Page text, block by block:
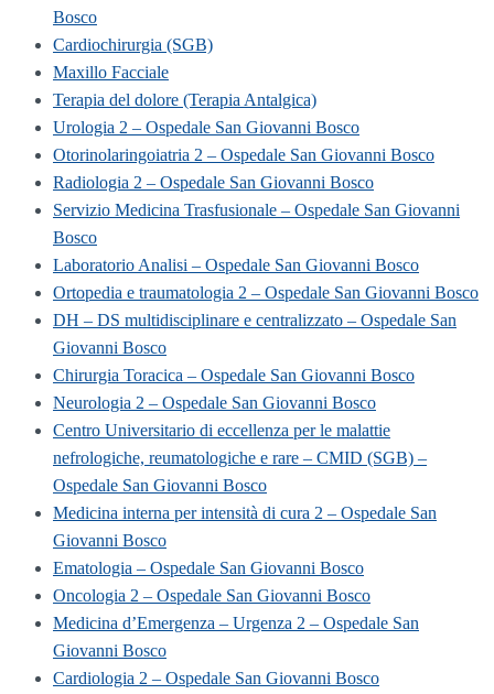
Bosco
Cardiochirurgia (SGB)
Maxillo Facciale
Terapia del dolore (Terapia Antalgica)
Urologia 2 – Ospedale San Giovanni Bosco
Otorinolaringoiatria 2 – Ospedale San Giovanni Bosco
Radiologia 2 – Ospedale San Giovanni Bosco
Servizio Medicina Trasfusionale – Ospedale San Giovanni
Bosco
Laboratorio Analisi – Ospedale San Giovanni Bosco
Ortopedia e traumatologia 2 – Ospedale San Giovanni Bosco
DH – DS multidisciplinare e centralizzato – Ospedale San
Giovanni Bosco
Chirurgia Toracica – Ospedale San Giovanni Bosco
Neurologia 2 – Ospedale San Giovanni Bosco
Centro Universitario di eccellenza per le malattie
nefrologiche, reumatologiche e rare – CMID (SGB) –
Ospedale San Giovanni Bosco
Medicina interna per intensità di cura 2 – Ospedale San
Giovanni Bosco
Ematologia – Ospedale San Giovanni Bosco
Oncologia 2 – Ospedale San Giovanni Bosco
Medicina d’Emergenza – Urgenza 2 – Ospedale San
Giovanni Bosco
Cardiologia 2 – Ospedale San Giovanni Bosco